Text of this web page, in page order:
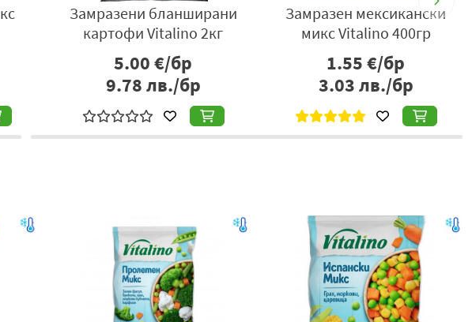
Замразени бланширани
картофи Vitalino 2кг
5.00€/бр
9.78лв./бр
Замразен мексикански
микс Vitalino 400гр
1.55€/бр
3.03лв./бр